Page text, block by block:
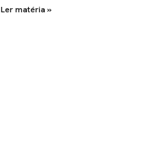
Ler matéria »